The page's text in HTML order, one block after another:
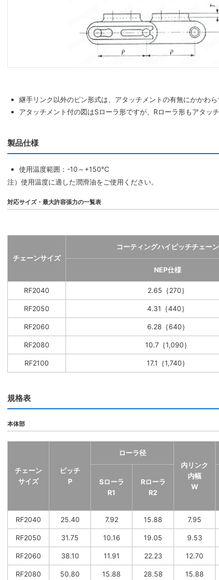
継手リンク以外のピン形式は、アタッチメントの有無にかかわ
アタッチメント付の図はSローラ形ですが、Rローラ形もアタ
製品仕様
使用温度範囲：-10～+150℃
注）使用温度に適した潤滑油をご使用ください。
対応サイズ・最大許容張力の一覧表
チェーンサイズ
コーティングハイピッチチェーン
NEP仕様
RF2040 2.65｛270｝
RF2050 4.31｛440｝
RF2060 6.28｛640｝
RF2080 10.7｛1,090｝
RF2100 17.1｛1,740｝
規格表
本体部
チェーン
サイズ
ピッチ
P
ローラ径
内リンク
内幅
W
Sローラ
R1
Rローラ
R2
RF2040 25.40 7.92 15.88 7.95
RF2050 31.75 10.16 19.05 9.53
RF2060 38.10 11.91 22.23 12.70
RF2080 50.80 15.88 28.58 15.88